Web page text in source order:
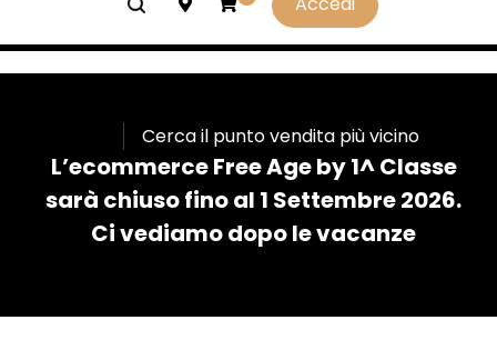
Cerca il punto vendita più vicino
L’ecommerce Free Age by 1^ Classe
sarà chiuso fino al 1 Settembre 2026.
Ci vediamo dopo le vacanze